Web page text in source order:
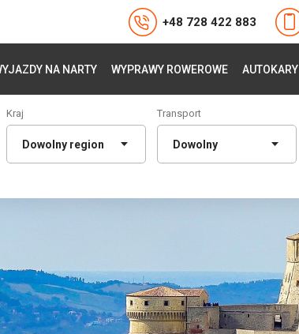
+48 728 422 883
NA NARTY WYPRAWY ROWEROWE AUTOKARY
Kraj Transport